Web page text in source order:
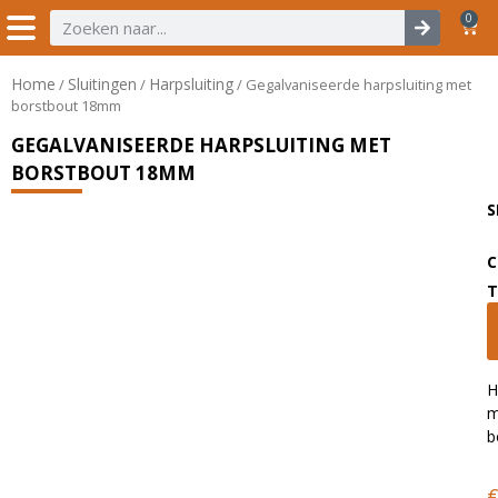
0
Home / Sluitingen / Harpsluiting/ Gegalvaniseerde harpsluiting met
borstbout 18mm
GEGALVANISEERDE HARPSLUITING MET
BORSTBOUT 18MM